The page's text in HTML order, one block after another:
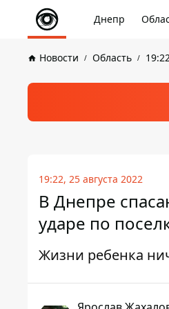
Днепр
Новости Область
19:22, 25 августа 2022
В Днепре
ударе по
Жизни ребенка